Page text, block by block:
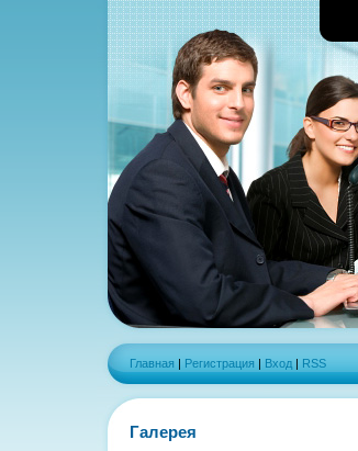
Главная | Регистрация | Вход | RSS
Галерея